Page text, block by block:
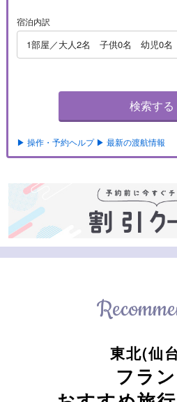
宿泊内訳
1部屋／大人2名 子供0名 幼児0名
検索する
▶ 操作・予約ヘルプ ▶ 最新の渡航情報
東北(仙
フラ